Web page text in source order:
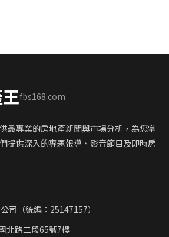
fbs168.com
最專業的房地產新聞與市場分析，為您掌
提供深入的專題報導、影音節目及即時房
司（統編：25147157）
北路二段65號7樓